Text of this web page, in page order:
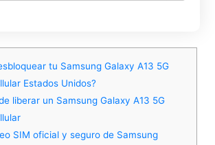
tu Samsung Galaxy A13 5G
Estados Unidos?
liberar un Samsung Galaxy A13 5G
SIM oficial y seguro de Samsung